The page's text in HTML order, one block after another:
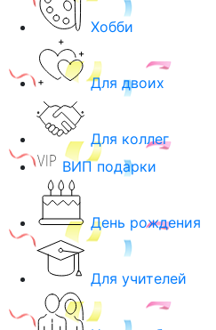
Хобби
Для двоих
Для коллег
ВИП подарки
День рождения
Для учителей